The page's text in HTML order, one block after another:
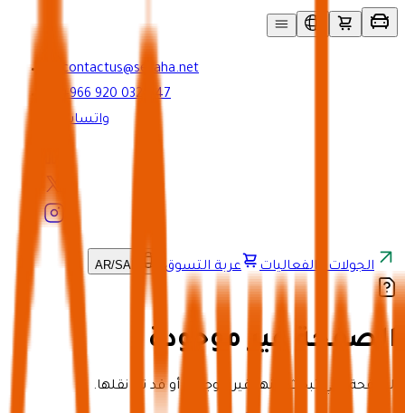
contactus@seyaha.net
+966 920 032 547
واتساب
الجولات والفعاليات عربة التسوق AR/SAR
الصفحة غير موجودة
الصفحة التي تبحث عنها غير موجودة أو قد تم نقلها.